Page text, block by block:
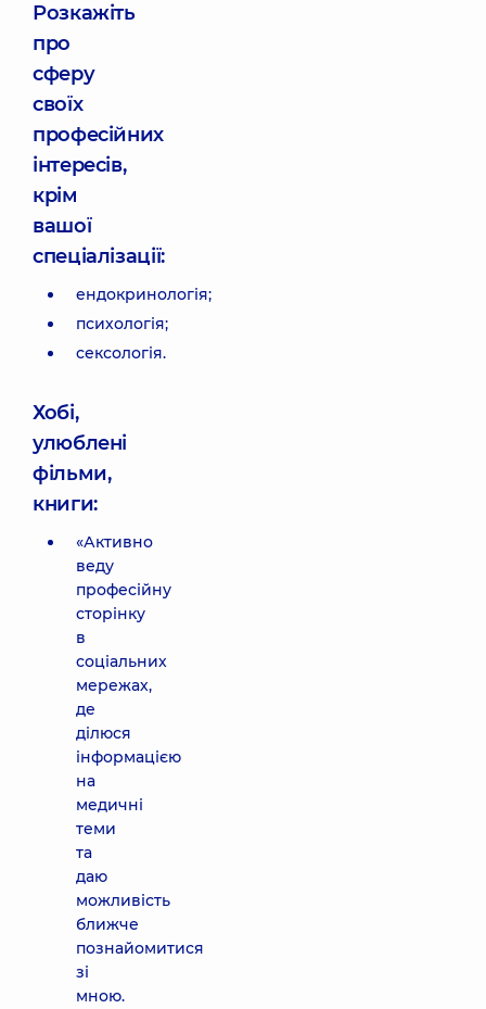
Розкажіть
про
сферу
своїх
професійних
інтересів,
крім
вашої
спеціалізації:
ендокринологія;
психологія;
сексологія.
Хобі,
улюблені
фільми,
книги:
«Активно
веду
професійну
сторінку
в
соціальних
мережах,
де
ділюся
інформацією
на
медичні
теми
та
даю
можливість
ближче
познайомитися
зі
мною.